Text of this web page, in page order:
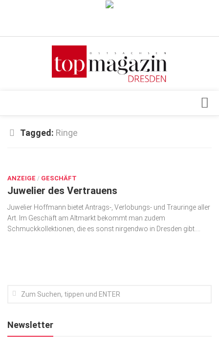
Verkaufsstellen
Top Gesundheitsforum Dresden / Ostsachsen
Geschäft
gesund & schön
Gesellschaft
Kunst & Kultur
SACHSEN IN PARIS
Tagged: Ringe
ANZEIGE / GESCHÄFT
Juwelier des Vertrauens
Juwelier Hoffmann bietet Antrags-, Verlobungs- und Trauringe aller
Art. Im Geschäft am Altmarkt bekommt man zudem
Schmuckkollektionen, die es sonst nirgendwo in Dresden gibt....
Newsletter